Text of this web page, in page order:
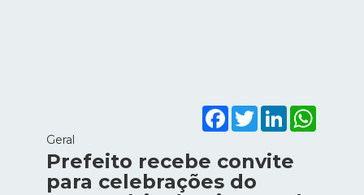
FacebookTwitterLinkedIn
Geral
Prefeito recebe convite
para celebrações do